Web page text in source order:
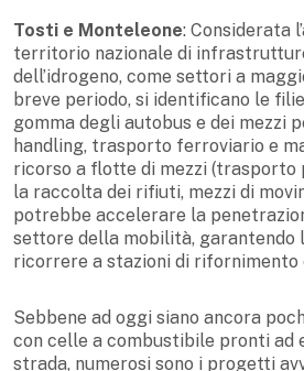
Tosti e Monteleone: Considerata
territorio nazionale di
dell’idrogeno, come settori a
breve periodo, si identificano le
gomma degli autobus e dei mezzi
handling, trasporto ferroviario e
ricorso a flotte di mezzi (trasporto
la raccolta dei rifiuti, mezzi di
potrebbe accelerare la
settore della mobilità, garantendo
ricorrere a stazioni di
Sebbene ad oggi siano ancora
con celle a combustibile pronti ad
strada, numerosi sono i progetti